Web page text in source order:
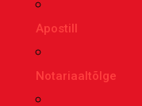
Apostill
Notariaaltõlge